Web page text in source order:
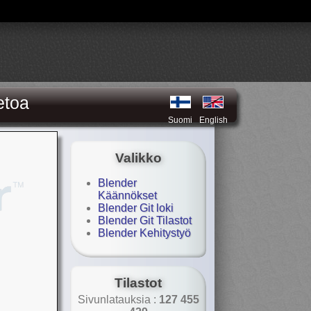
Suomi English
Valikko
Blender
Käännökset
Blender Git loki
Blender Git Tilastot
Blender Kehitystyö
Tilastot
Sivunlatauksia : 127 455